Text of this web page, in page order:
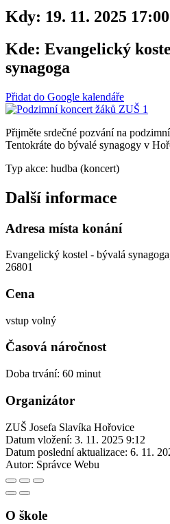
Kdy: 19. 11. 2025
Kde: Evangelický
synagoga
Přidat do Google kalendáře
Přijměte srdečné pozvání na
Tentokráte do bývalé synagogy v
Typ akce: hudba (koncert)
Další informace
Adresa místa konání
Evangelický kostel - bývalá
26801
Cena
vstup volný
Časová náročnost
Doba trvání: 60 minut
Organizátor
ZUŠ Josefa Slavíka Hořovice
Datum vložení: 3. 11. 2025 9:12
Datum poslední aktualizace: 6. 11.
Autor: Správce Webu
O škole